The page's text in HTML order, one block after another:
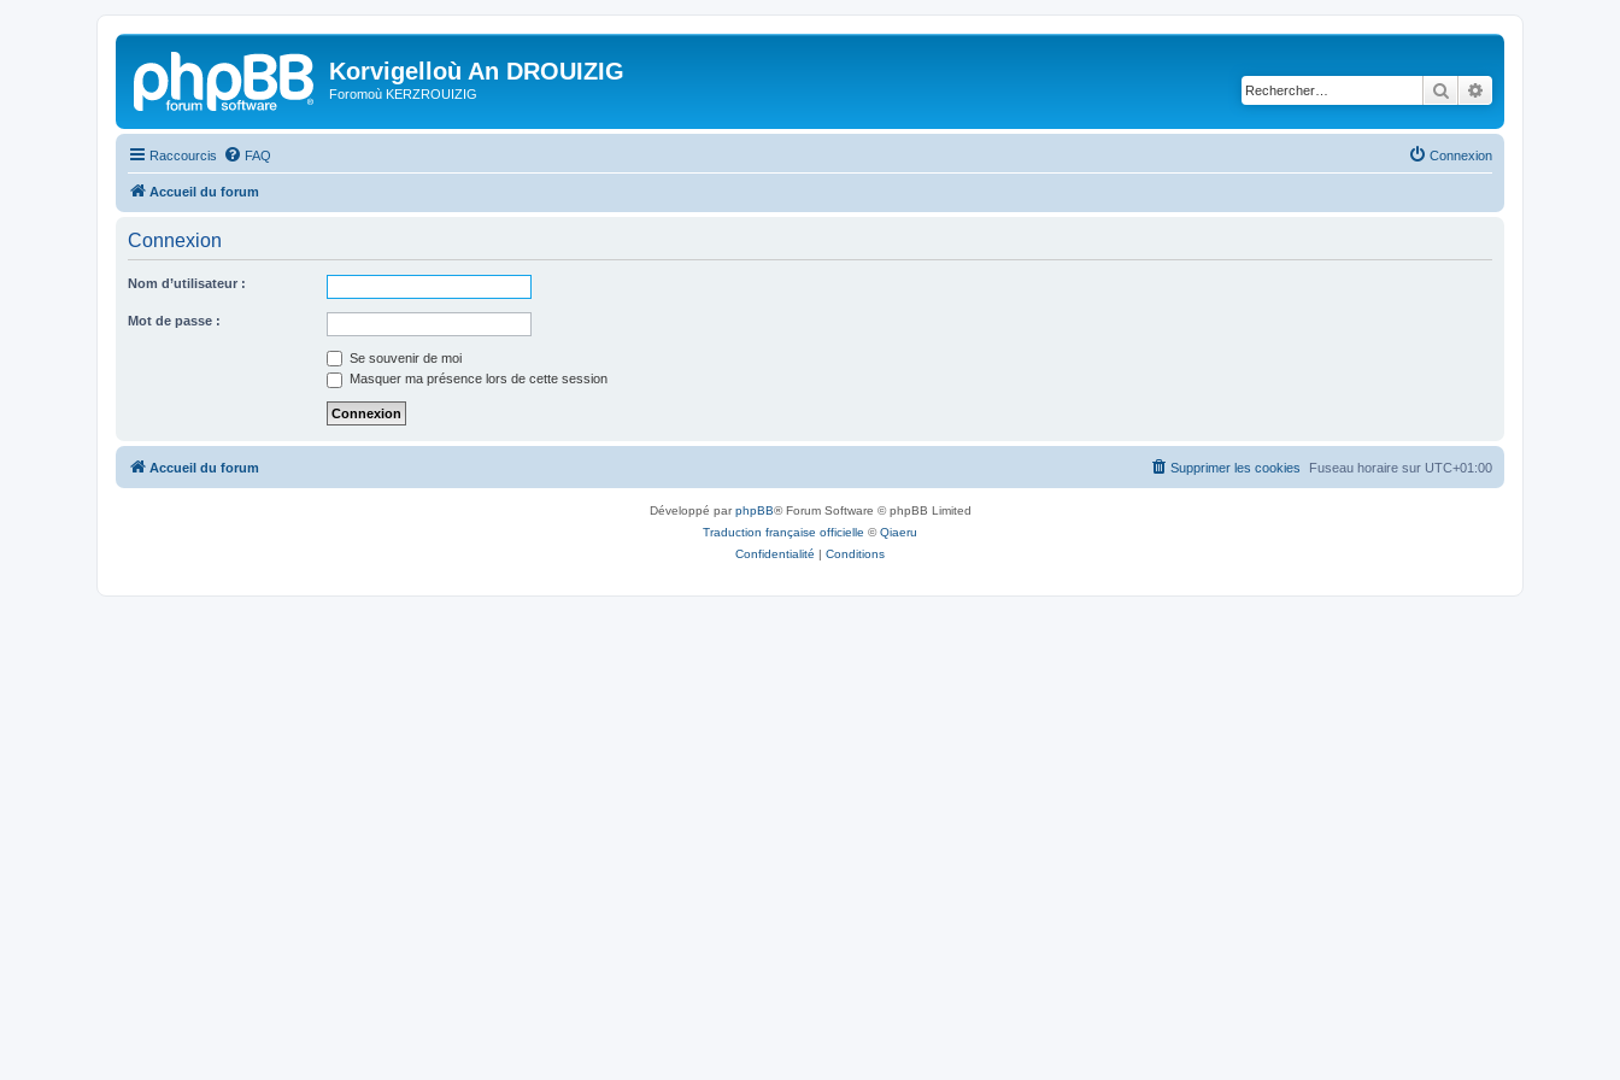
Korvigelloù An DROUIZIG
Foromoù KERZROUIZIG Rechercher
Raccourcis FAQ Connexion
Accueil du forum
Connexion
Nom d’utilisateur :
Mot de passe :
Se souvenir de moi
Masquer ma présence lors de cette session
Accueil du forum Fuseau horaire sur UTC+01:00
Supprimer les cookies
Développé parphpBB® Forum Software © phpBB Limited
Traduction française officielle ©Qiaeru
Confidentialité | Conditions